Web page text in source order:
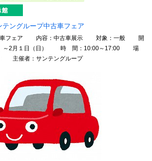
テングループ中古車フェア
古車フェア 内容：中古車展示 対象：一般 開
）～2月１日（日） 時 間：10:00～17:00 場
主催者：サンテングループ